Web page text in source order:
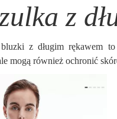
z
bluzki z długim
mogą również ochronić